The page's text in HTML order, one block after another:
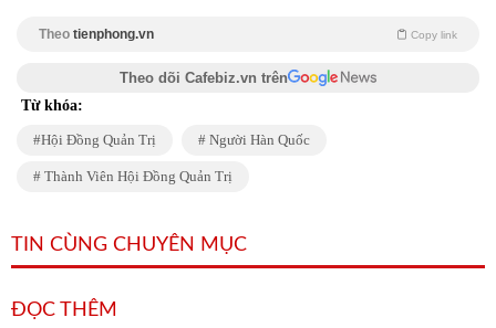
Theo tienphong.vn Copy link
Theo dõi Cafebiz.vn trên
Từ khóa:
Hội Đồng Quản Trị Người Hàn Quốc
Thành Viên Hội Đồng Quản Trị
TIN CÙNG CHUYÊN MỤC
ĐỌC THÊM